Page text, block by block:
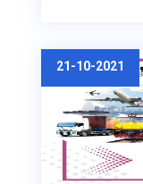
21-10-2021